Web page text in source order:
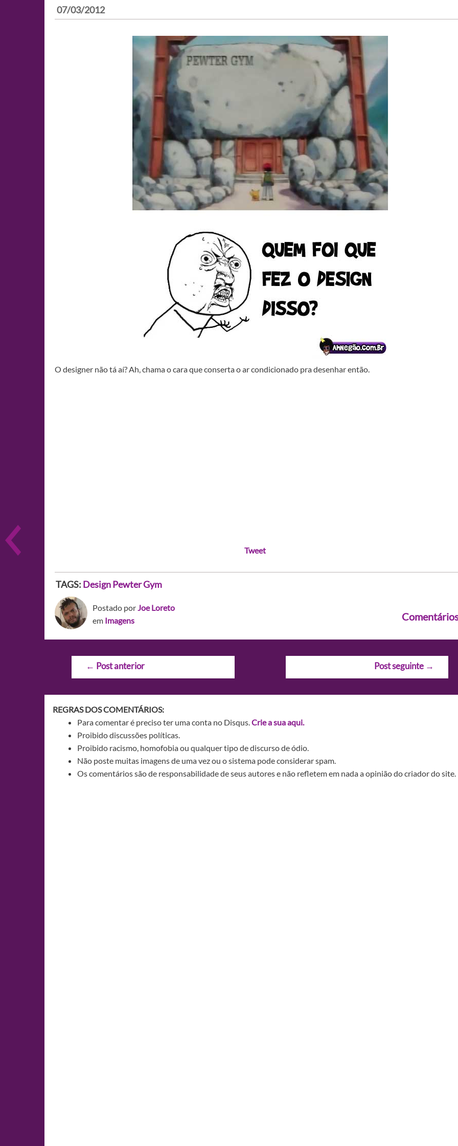
07/03/2012
O designer não tá aí? Ah, chama o cara que conserta o ar condicionado pra desenhar então.
Tweet
TAGS: DesignPewter Gym
Postado porJoe Loreto
em Imagens
Navegação
← Post anterior Post seguinte →
REGRAS DOS COMENTÁRIOS:
Para comentar é preciso ter uma conta no Disqus.Crie a sua aqui.
Proibido discussões políticas.
Proibido racismo, homofobia ou qualquer tipo de discurso de ódio.
Não poste muitas imagens de uma vez ou o sistema pode considerar spam.
Os comentários são de responsabilidade de seus autores e não refletem em nada a opinião do criador do site.